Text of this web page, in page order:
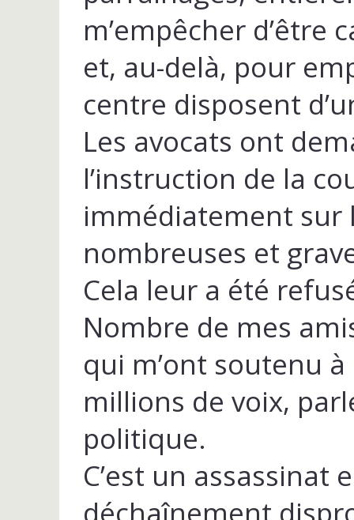
m’empêcher d’être
et, au-delà, pour
centre disposent
Les avocats ont
l’instruction de la
immédiatement sur
nombreuses et
Cela leur a été
Nombre de mes
qui m’ont soutenu
millions de voix,
politique.
C’est un assassinat